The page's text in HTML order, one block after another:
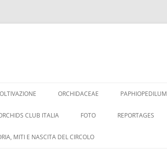
al
ORCHIDACEAE PAPHIOPEDILUM
CLUB ITALIA FOTO REPORTAGES
MITI E NASCITA DEL CIRCOLO